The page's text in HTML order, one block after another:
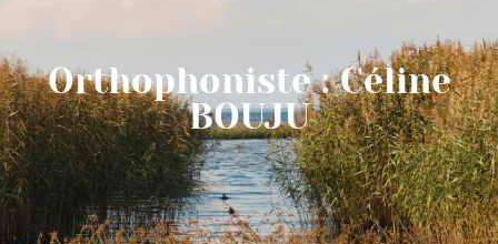
Orthophoniste : Céline
BOUJU